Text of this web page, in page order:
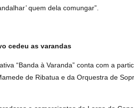
quem dela comungar”.
cedeu as varandas
“Banda à Varanda” conta com a
de Ribatua e da Orquestra de